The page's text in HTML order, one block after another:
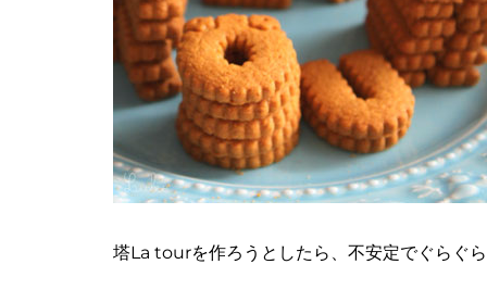
塔La tourを作ろうとしたら、不安定でぐらぐ